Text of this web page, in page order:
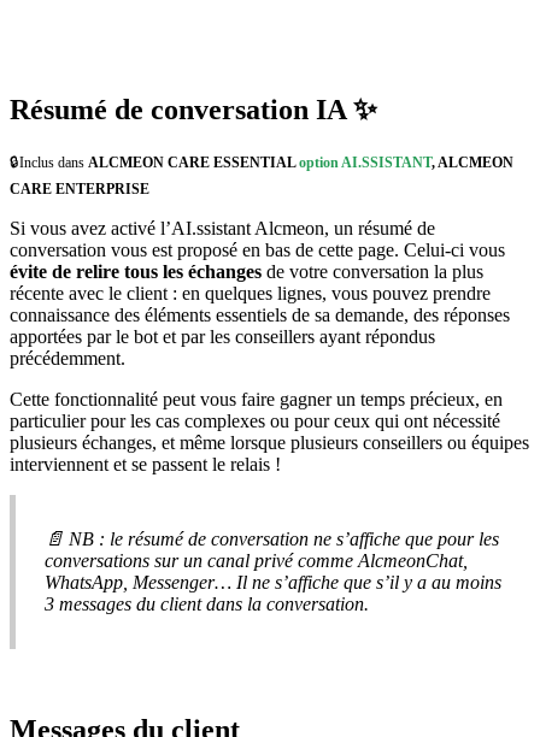
Résumé de conversation IA ✨
Inclus dans ALCMEON CARE ESSENTIAL option AI.SSISTANT, ALCMEON
CARE ENTERPRISE
Si vous avez activé l’AI.ssistant Alcmeon, un résumé de
conversation vous est proposé en bas de cette page. Celui-ci vous
évite de relire tous les échanges de votre conversation la plus
récente avec le client : en quelques lignes, vous pouvez prendre
connaissance des éléments essentiels de sa demande, des réponses
apportées par le bot et par les conseillers ayant répondus
précédemment.
Cette fonctionnalité peut vous faire gagner un temps précieux, en
particulier pour les cas complexes ou pour ceux qui ont nécessité
plusieurs échanges, et même lorsque plusieurs conseillers ou équipes
interviennent et se passent le relais !
 NB : le résumé de conversation ne s’affiche que pour les
conversations sur un canal privé comme AlcmeonChat,
WhatsApp Messenger… Il ne s’affiche que s’il y a au moins
3 messages du client dans la conversation.
Messages du client